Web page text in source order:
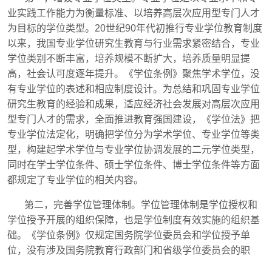
业实践工作能力为衡量标准、以培养高层次应用型专门人才
为目标的学位类型。 20世纪90年代初推行专业学位教育制度
以来，我国专业学位研究生教育与行业需求紧密结合，专业
学位类别不断丰富，培养规模不断扩大，培养质量明显提
高，社会认可度逐年提升。《学位条例》聚焦学术学位，没
有专业学位的表述和相应制度设计。为总结和巩固专业学位
研究生教育的经验和成果，适应经济社会发展对高层次应用
型专门人才的需求，全面推进教育强国建设，《学位法》把
专业学位法定化，明确把学位分为学术学位、专业学位等类
型，构建起学术学位与专业学位协调发展的二元学位类型，
同时在学士学位条件、硕士学位条件、博士学位条件等方面
都规定了专业学位的相关内容。
第二，完善学位管理体制。学位管理体制是学位授权和
学位授予开展的组织保障，也是学位制度有效实施的组织基
础。《学位条例》仅规定国务院学位委员会和学位授予单
位，没有涉及国务院教育行政部门和省级学位委员会的职